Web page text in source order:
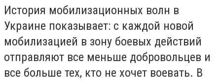
История мобилизационных волн в
Украине показывает: с каждой новой
мобилизацией в зону боевых действий
отправляют все меньше добровольцев и
все больше тех, кто не хочет воевать. В